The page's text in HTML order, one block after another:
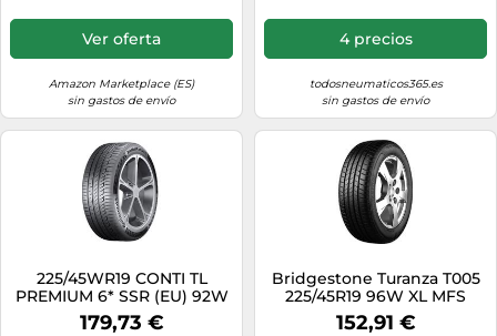
Ver oferta
Amazon Marketplace (ES)
sin gastos de envío
4 precios
todosneumaticos365.es
sin gastos de envío
225/45WR19 CONTI TL
PREMIUM 6* SSR (EU) 92W
179,73 €
Bridgestone Turanza T005
225/45R19 96W XL MFS
BSW
152,91 €